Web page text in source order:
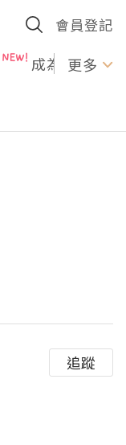
會員登記
成為U更多
追蹤